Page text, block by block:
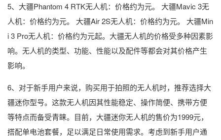
5、大疆Phantom 4 RTK无人机：价格约为元。 大疆Mavic 3无
人机：价格约为元。 大疆Air 2S无人机：价格约为元。 大疆Min
i 3 Pro无人机：价格约为元起。大疆无人机的价格受多种因素影
响。无人机的类型、功能、性能以及配件等都会对其价格产生
影响。
6、对于新手用户来说，购买用于拍照的无人机时，推荐选择大
疆迷你型号。这款无人机因其性能稳定、操作简便、携带方便
等特点而备受青睐。目前，大疆迷你无人机的售价为1999元，
搭配单电池套餐，足以满足日常使用需求。考虑到新手用户通